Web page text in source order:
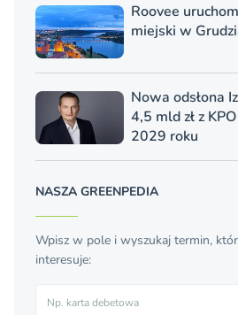
Roovee
miejski w
Nowa odsłona
4,5 mld zł z
2029 roku
NASZA GREENPEDIA
Wpisz w pole i wyszukaj termin,
interesuje: